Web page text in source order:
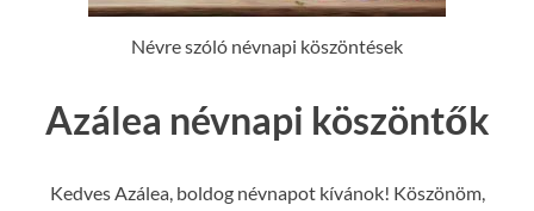
Névre szóló névnapi köszöntések
Azálea névnapi köszöntők
Kedves Azálea, boldog névnapot kívánok! Köszönöm,